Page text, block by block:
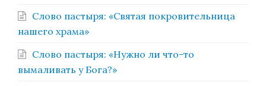
Слово пастыря: «Святая покровительница
нашего храма»
Слово пастыря: «Нужно ли что-то
вымаливать у Бога?»